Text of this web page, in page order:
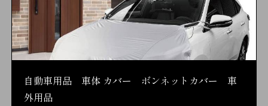
自動車用品 車体 カバー ボンネットカバー 車
外用品